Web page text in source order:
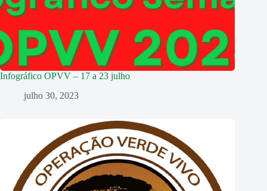
Infográfico OPVV – 17 a 23 julho
julho 30, 2023